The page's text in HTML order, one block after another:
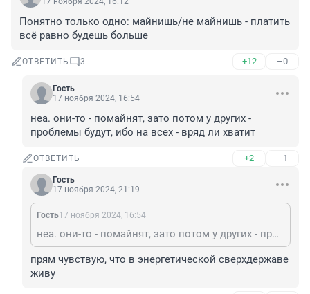
Понятно только одно: майнишь/не майнишь - платить
всё равно будешь больше
ОТВЕТИТЬ 3 +12 –0
Гость
17 ноября 2024, 16:54
неа. они-то - помайнят, зато потом у других -
проблемы будут, ибо на всех - вряд ли хватит
ОТВЕТИТЬ +2 –1
Гость
17 ноября 2024, 21:19
Гость17 ноября 2024, 16:54
неа. они-то - помайнят, зато потом у других - проблемы будут, ибо на всех - вряд ли хватит
прям чувствую, что в энергетической сверхдержаве
живу